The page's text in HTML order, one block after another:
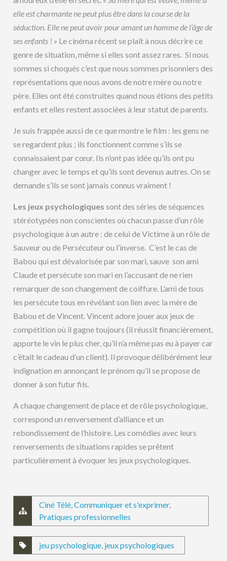
elle est charmante ne peut plus être dans la course de la
séduction. Elle ne peut avoir pour amant un homme de l’âge de
ses enfants ! » Le cinéma récent se plaît à nous décrire ce
genre de situation, même si elles sont assez rares. Si nous
sommes si choqués c’est que nous sommes prisonniers des
représentations que nous avons de notre mère ou notre
père. Elles ont été construites quand nous étions des petits
enfants et elles restent associées à leur statut de parents.
Je suis frappée aussi de ce que montre le film : les gens ne
se regardent plus ; ils fonctionnent comme s’ils se
connaissaient par cœur. Ils n’ont pas idée qu’ils ont pu
changer avec le temps et qu’ils sont devenus autres. On se
demande s’ils se sont jamais connus vraiment !
Les jeux psychologiques sont des séries de séquences
stéréotypées non conscientes où chacun passe d’un rôle
psychologique à un autre : de celui de Victime à un rôle de
Sauveur ou de Persécuteur ou l’inverse. C’est le cas de
Babou qui est dévalorisée par son mari, sauve son ami
Claude et persécute son mari en l’accusant de ne rien
remarquer de son changement de coiffure. L’ami de tous
les persécute tous en révélant son lien avec la mère de
Babou et de Vincent. Vincent adore jouer aux jeux de
compétition où il gagne toujours (il réussit financièrement,
apporte le vin le plus cher, qu’il n’a même pas eu à payer car
c’était le cadeau d’un client). Il provoque délibérément leur
indignation en annonçant le prénom qu’il se propose de
donner à son futur fils.
A chaque changement de place et de rôle psychologique,
correspond un renversement d’alliance et un
rebondissement de l’histoire. Les comédies avec leurs
renversements de situations rapides se prêtent
particulièrement à évoquer les jeux psychologiques.
Ciné Télé,Communiquer et s'exprimer,
Pratiques professionnelles
jeu psychologique, jeux psychologiques